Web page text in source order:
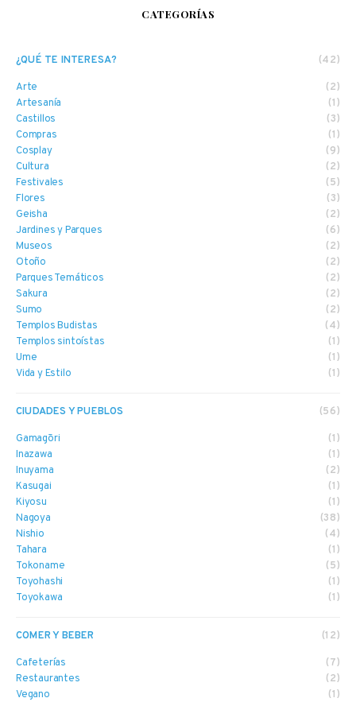
CATEGORÍAS
¿QUÉ TE INTERESA? (42)
Arte
(2)
Artesanía
(1)
Castillos
(3)
Compras
(1)
Cosplay
(9)
Cultura
(2)
Festivales
(5)
Flores
(3)
Geisha
(2)
Jardines y Parques
(6)
Museos
(2)
Otoño
(2)
Parques Temáticos
(2)
Sakura
(2)
Sumo
(2)
Templos Budistas
(4)
Templos sintoístas
(1)
Ume
(1)
Vida y Estilo
(1)
CIUDADES Y PUEBLOS (56)
Gamagōri
(1)
Inazawa
(1)
Inuyama
(2)
Kasugai
(1)
Kiyosu
(1)
Nagoya
(38)
Nishio
(4)
Tahara
(1)
Tokoname
(5)
Toyohashi
(1)
Toyokawa
(1)
COMER Y BEBER (12)
Cafeterías
(7)
Restaurantes
(2)
Vegano
(1)